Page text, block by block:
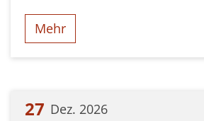
Mehr
27 Dez. 2026